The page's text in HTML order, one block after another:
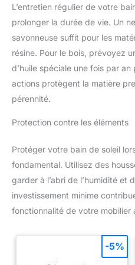
L’entretien régulier de votre
prolonger la durée de vie. Un
savonneuse suffit pour les
résine. Pour le bois, prévoyez
d’huile spéciale une fois par
actions protègent la matière
pérennité.
Protection contre les éléments
Protéger votre bain de soleil
fondamental. Utilisez des
garder à l’abri de l’humidité et
investissement minime
fonctionnalité de votre mobilier
-5%